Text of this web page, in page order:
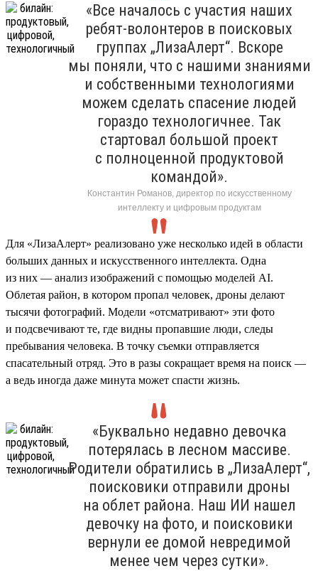
«Все началось с участия наших
ребят-волонтеров в поисковых
группах „ЛизаАлерт“. Вскоре
мы поняли, что с нашими знаниями
и собственными технологиями
можем сделать спасение людей
гораздо технологичнее. Так
стартовал большой проект
с полноценной продуктовой
командой».
Константин Романов, директор по искусственному
интеллекту и цифровым продуктам
Для «ЛизаАлерт» реализовано уже несколько идей в области
больших данных и искусственного интеллекта. Одна
из них — анализ изображений с помощью моделей AI.
Облетая район, в котором пропал человек, дроны делают
тысячи фотографий. Модели «отсматривают» эти фото
и подсвечивают те, где видны пропавшие люди, следы
пребывания человека. В точку съемки отправляется
спасательный отряд. Это в разы сокращает время на поиск —
а ведь иногда даже минута может спасти жизнь.
«Буквально недавно девочка
потерялась в лесном массиве.
Родители обратились в „ЛизаАлерт“,
поисковики отправили дроны
на облет района. Наш ИИ нашел
девочку на фото, и поисковики
вернули ее домой невредимой
менее чем через сутки».